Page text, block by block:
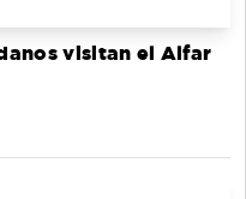
visitan el Alfar